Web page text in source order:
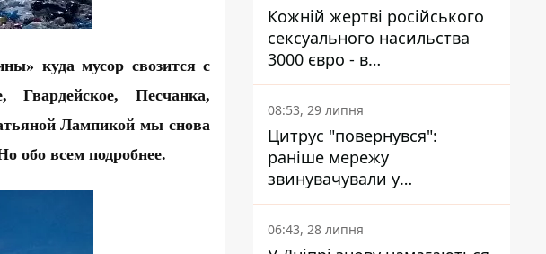
куда мусор свозится с
Гвардейское, Песчанка,
Лампикой мы снова
обо всем подробнее.
Кожній жертві російського
сексуального насильства
3000 євро - в
Мінсоцполітики пояснили
Інформатору, звідки на це
гроші
08:53, 29 липня
Цитрус "повернувся":
раніше мережу
звинувачували у
контрабанді техніки та
ухиленні від сплати
податків
06:43, 28 липня